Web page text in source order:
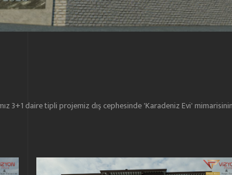
3+1 daire tipli projemiz dış cephesinde 'Karadeniz Evi'